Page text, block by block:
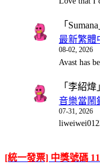
「 Sumana
最新繁體
08-02, 2026
Avast has
「 李紹煒
音樂當鬧
07-31, 2026
[統一發票] 中獎號碼